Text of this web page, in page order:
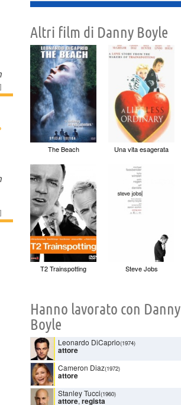
]
]
Altri film di Danny Boyle
The Beach Una vita esagerata
T2 Trainspotting Steve Jobs
Hanno lavorato con Danny
Boyle
Leonardo DiCaprio(1974)
attore
Cameron Diaz(1972)
attore
Stanley Tucci(1960)
attore,regista